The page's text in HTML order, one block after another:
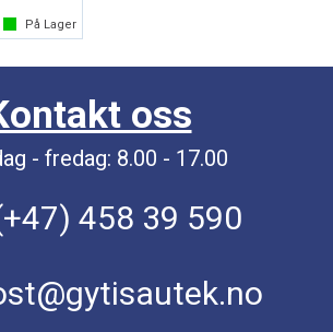
På Lager
oss
- fredag: 8.00 - 17.00
458 39 590